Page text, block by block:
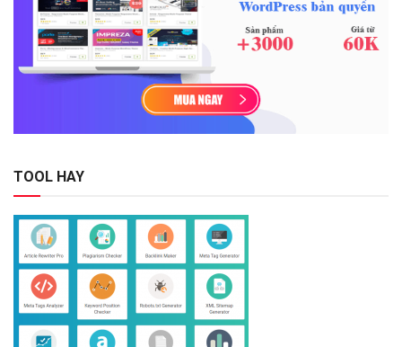
TOOL HAY